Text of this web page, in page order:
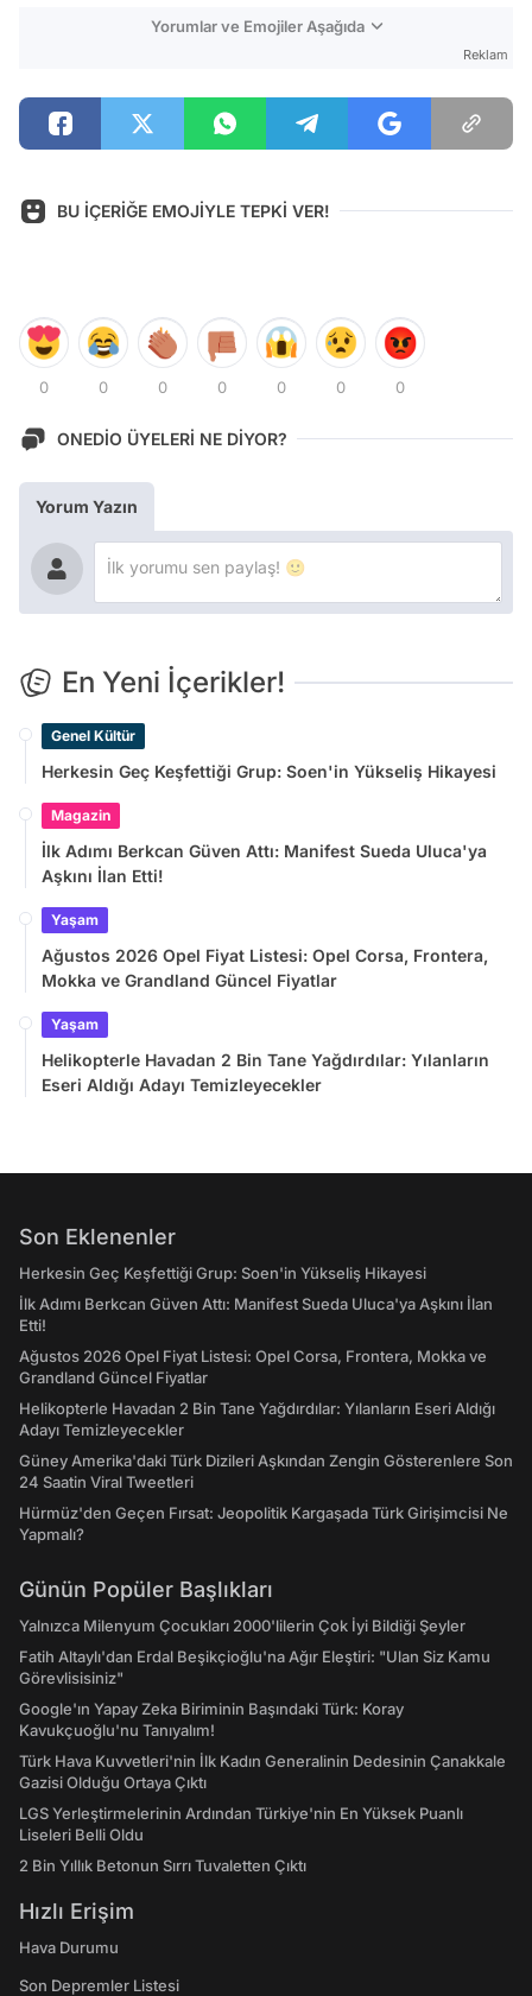
Yorumlar ve Emojiler Aşağıda
Reklam
BU İÇERİĞE EMOJİYLE TEPKİ VER!
0 0 0 0 0 0 0
ONEDİO ÜYELERİ NE DİYOR?
Yorum Yazın
En Yeni İçerikler!
Genel Kültür
Herkesin Geç Keşfettiği Grup: Soen'in Yükseliş Hikayesi
Magazin
İlk Adımı Berkcan Güven Attı: Manifest Sueda Uluca'ya
Aşkını İlan Etti!
Yaşam
Ağustos 2026 Opel Fiyat Listesi: Opel Corsa, Frontera,
Mokka ve Grandland Güncel Fiyatlar
Yaşam
Helikopterle Havadan 2 Bin Tane Yağdırdılar: Yılanların
Eseri Aldığı Adayı Temizleyecekler
Son Eklenenler
Herkesin Geç Keşfettiği Grup: Soen'in Yükseliş Hikayesi
İlk Adımı Berkcan Güven Attı: Manifest Sueda Uluca'ya Aşkını İlan
Etti!
Ağustos 2026 Opel Fiyat Listesi: Opel Corsa, Frontera, Mokka ve
Grandland Güncel Fiyatlar
Helikopterle Havadan 2 Bin Tane Yağdırdılar: Yılanların Eseri Aldığı
Adayı Temizleyecekler
Güney Amerika'daki Türk Dizileri Aşkından Zengin Gösterenlere Son
24 Saatin Viral Tweetleri
Hürmüz'den Geçen Fırsat: Jeopolitik Kargaşada Türk Girişimcisi Ne
Yapmalı?
Günün Popüler Başlıkları
Yalnızca Milenyum Çocukları 2000'lilerin Çok İyi Bildiği Şeyler
Fatih Altaylı'dan Erdal Beşikçioğlu'na Ağır Eleştiri: "Ulan Siz Kamu
Görevlisisiniz"
Google'ın Yapay Zeka Biriminin Başındaki Türk: Koray
Kavukçuoğlu'nu Tanıyalım!
Türk Hava Kuvvetleri'nin İlk Kadın Generalinin Dedesinin Çanakkale
Gazisi Olduğu Ortaya Çıktı
LGS Yerleştirmelerinin Ardından Türkiye'nin En Yüksek Puanlı
Liseleri Belli Oldu
2 Bin Yıllık Betonun Sırrı Tuvaletten Çıktı
Hızlı Erişim
Hava Durumu
Son Depremler Listesi